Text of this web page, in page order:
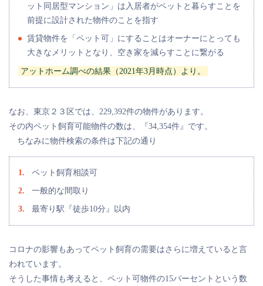
ット同居型マンション」は入居者がペットと暮らすことを
前提に設計された物件のことを指す
賃貸物件を「ペット可」にすることはオーナーにとっても
大きなメリットとなり、空き家を減らすことに繋がる
アットホーム調べの結果（2021年3月時点）より。
なお、東京２３区では、229,392件の物件があります。
その内ペット飼育可能物件の数は、『34,354件』です。
ちなみに物件検索の条件は下記の通り
ペット飼育相談可
一般的な間取り
最寄り駅『徒歩10分』以内
コロナの影響もあってペット飼育の需要はさらに増えていると言
われています。
そうした事情も考えると、ペット可物件の15パーセントという数